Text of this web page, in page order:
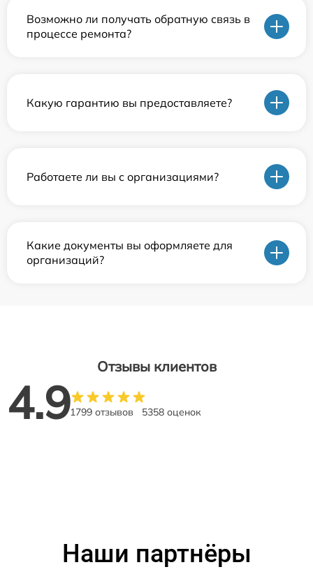
Возможно ли получать обратную связь в
процессе ремонта?
Какую гарантию вы предоставляете?
Работаете ли вы с организациями?
Какие документы вы оформляете для
организаций?
Отзывы клиентов
4.91799 отзывов 5358 оценок
Наши партнёры